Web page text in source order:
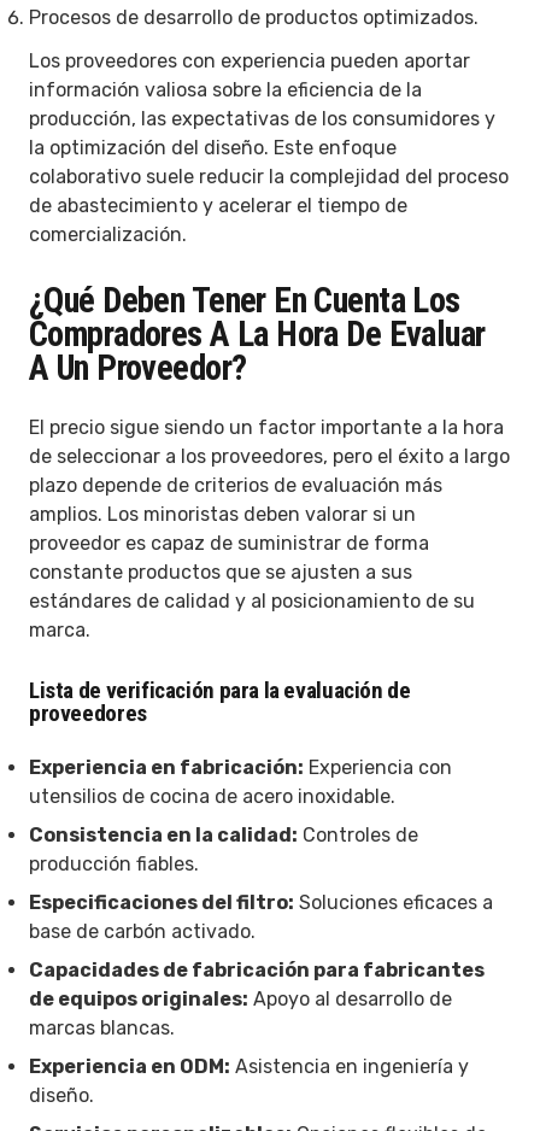
Procesos de desarrollo de productos optimizados.
Los proveedores con experiencia pueden aportar
información valiosa sobre la eficiencia de la
producción, las expectativas de los consumidores y
la optimización del diseño. Este enfoque
colaborativo suele reducir la complejidad del proceso
de abastecimiento y acelerar el tiempo de
comercialización.
¿Qué Deben Tener En Cuenta Los
Compradores A La Hora De Evaluar
A Un Proveedor?
El precio sigue siendo un factor importante a la hora
de seleccionar a los proveedores, pero el éxito a largo
plazo depende de criterios de evaluación más
amplios. Los minoristas deben valorar si un
proveedor es capaz de suministrar de forma
constante productos que se ajusten a sus
estándares de calidad y al posicionamiento de su
marca.
Lista de verificación para la evaluación de
proveedores
Experiencia en fabricación: Experiencia con
utensilios de cocina de acero inoxidable.
Consistencia en la calidad: Controles de
producción fiables.
Especificaciones del filtro: Soluciones eficaces a
base de carbón activado.
Capacidades de fabricación para fabricantes
de equipos originales: Apoyo al desarrollo de
marcas blancas.
Experiencia en ODM: Asistencia en ingeniería y
diseño.